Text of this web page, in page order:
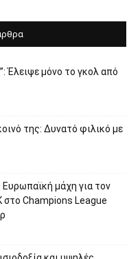
Έλειψε μόνο το γκολ από
της: Δυνατό φιλικό με
μάχη για τον
Champions League